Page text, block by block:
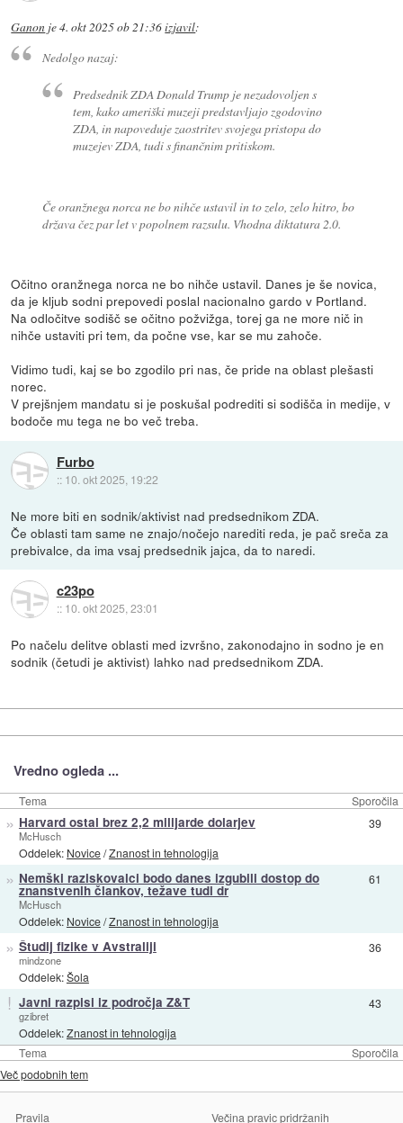
Ganon je4. okt 2025 ob 21:36izjavil:
Nedolgo nazaj:
Predsednik ZDA Donald Trump je nezadovoljen s
tem, kako ameriški muzeji predstavljajo zgodovino
ZDA, in napoveduje zaostritev svojega pristopa do
muzejev ZDA, tudi s finančnim pritiskom.
Če oranžnega norca ne bo nihče ustavil in to zelo, zelo hitro, bo
država čez par let v popolnem razsulu. Vhodna diktatura 2.0.
Očitno oranžnega norca ne bo nihče ustavil. Danes je še novica,
da je kljub sodni prepovedi poslal nacionalno gardo v Portland.
Na odločitve sodišč se očitno požvižga, torej ga ne more nič in
nihče ustaviti pri tem, da počne vse, kar se mu zahoče.
Vidimo tudi, kaj se bo zgodilo pri nas, če pride na oblast plešasti
norec.
V prejšnjem mandatu si je poskušal podrediti si sodišča in medije, v
bodoče mu tega ne bo več treba.
Furbo
:: 10. okt 2025, 19:22
Ne more biti en sodnik/aktivist nad predsednikom ZDA.
Če oblasti tam same ne znajo/nočejo narediti reda, je pač sreča za
prebivalce, da ima vsaj predsednik jajca, da to naredi.
c23po
:: 10. okt 2025, 23:01
Po načelu delitve oblasti med izvršno, zakonodajno in sodno je en
sodnik (četudi je aktivist) lahko nad predsednikom ZDA.
Vredno ogleda ...
Tema Sporočila
Tema Sporočila
» Harvard ostal brez 2,2 milijarde dolarjev
McHusch
Oddelek: Novice/Znanost in tehnologija
39
» Nemški raziskovalci bodo danes izgubili dostop do
znanstvenih člankov, težave tudi dr
McHusch
Oddelek: Novice/Znanost in tehnologija
61
» Študij fizike v Avstraliji
mindzone
Oddelek:Šola
36
! Javni razpisi iz področja Z&T
gzibret
Oddelek:Znanost in tehnologija
43
Več podobnih tem
Pravila Večina pravic pridržanih